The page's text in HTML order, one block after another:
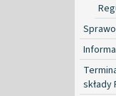
składy